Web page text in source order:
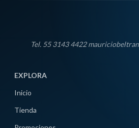
Tel. 55 3143 4422
EXPLORA
Inicio
Tienda